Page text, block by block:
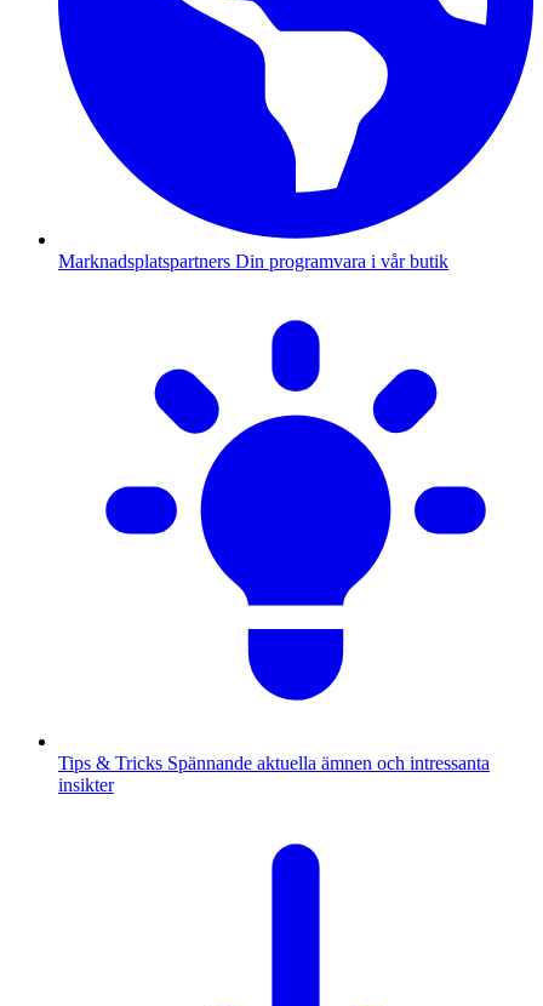
Marknadsplatspartners Din programvara i vår butik
Tips & Tricks Spännande aktuella ämnen och intressanta
insikter